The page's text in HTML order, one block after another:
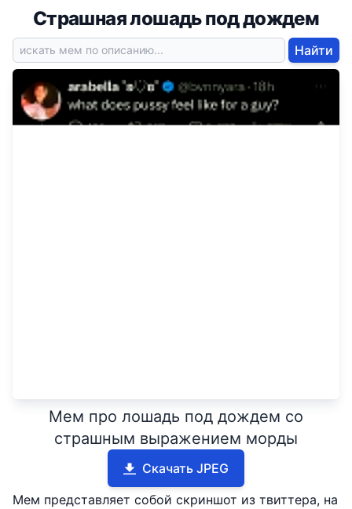
Страшная лошадь под дождем
Найти
Мем про лошадь под дождем со
страшным выражением морды
Скачать JPEG
Мем представляет собой скриншот из твиттера, на